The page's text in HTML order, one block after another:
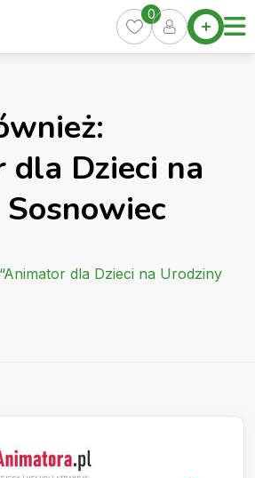
Home
Oferty
Kurs
Artykuły
0
Dzieci na
dla Dzieci na Urodziny